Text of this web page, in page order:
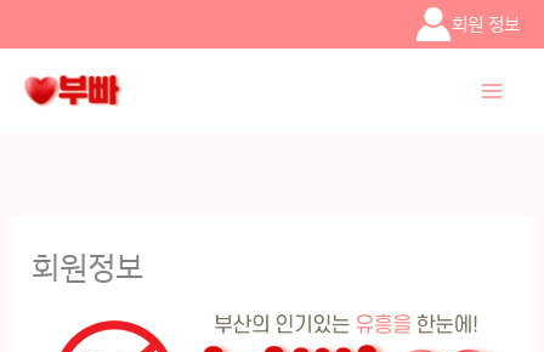
건너뛰기
회원 정보
회원정보